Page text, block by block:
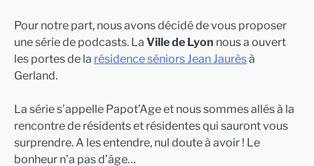
Pour notre part, nous avons décidé de vous proposer
une série de podcasts. La Ville de Lyon nous a ouvert
les portes de la résidence séniors Jean Jaurèsà
Gerland.
La série s’appelle Papot’Age et nous sommes allés à la
rencontre de résidents et résidentes qui sauront vous
surprendre. A les entendre, nul doute à avoir ! Le
bonheur n’a pas d’âge…